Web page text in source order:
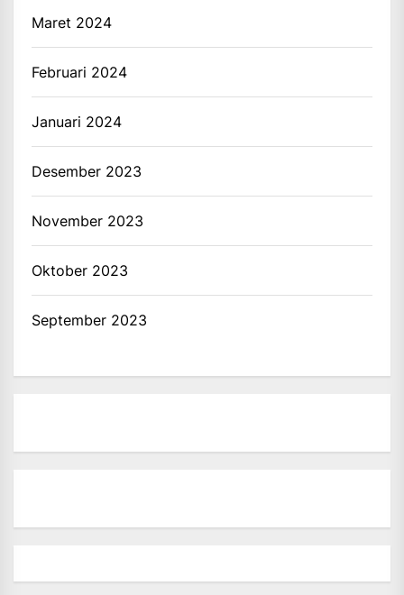
Maret 2024
Februari 2024
Januari 2024
Desember 2023
November 2023
Oktober 2023
September 2023